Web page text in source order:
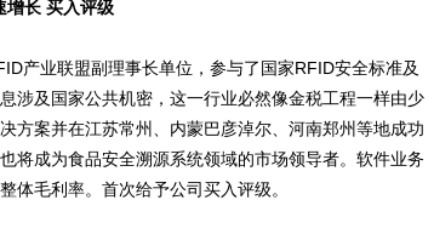
增长 买入评级
业联盟副理事长单位，参与了国家RFID安全标准及
涉及国家公共机密，这一行业必然像金税工程一样由少
方案并在江苏常州、内蒙巴彦淖尔、河南郑州等地成功
将成为食品安全溯源系统领域的市场领导者。软件业务
体毛利率。首次给予公司买入评级。